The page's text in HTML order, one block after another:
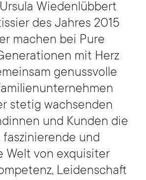
Wiedenlübbert
des Jahres 2015
machen bei Pure
mit Herz
genussvolle
stetig wachsenden
und Kunden die
faszinierende und
Welt von exquisiter
Leidenschaft